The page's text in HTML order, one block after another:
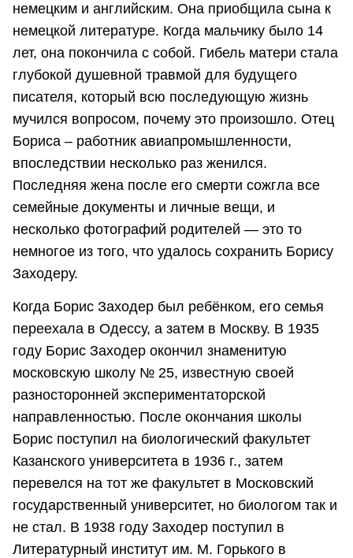
немецким и английским. Она приобщила сына к
немецкой литературе. Когда мальчику было 14
лет, она покончила с собой. Гибель матери стала
глубокой душевной травмой для будущего
писателя, который всю последующую жизнь
мучился вопросом, почему это произошло. Отец
Бориса – работник авиапромышленности,
впоследствии несколько раз женился.
Последняя жена после его смерти сожгла все
семейные документы и личные вещи, и
несколько фотографий родителей — это то
немногое из того, что удалось сохранить Борису
Заходеру.
Когда Борис Заходер был ребёнком, его семья
переехала в Одессу, а затем в Москву. В 1935
году Борис Заходер окончил знаменитую
московскую школу № 25, известную своей
разносторонней экспериментаторской
направленностью. После окончания школы
Борис поступил на биологический факультет
Казанского университета в 1936 г., затем
перевелся на тот же факультет в Московский
государственный университет, но биологом так и
не стал. В 1938 году Заходер поступил в
Литературный институт им. М. Горького в